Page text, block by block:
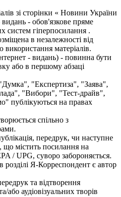
зі сторінки « Новини України
видань - обов'язкове пряме
систем гіперпосилання .
в незалежності від
використання матеріалів.
- видань) - повинна бути
або в першому абзаці
"Експертиза", "Заява",
"Вибори", "Тест-драйв",
публікуються на правах
спільно з
передрук, чи наступне
що містить посилання на
/ UPG, суворо забороняється.
розділі Я-Корреспондент є автор
та відтворення
або аудіовізуальних творів